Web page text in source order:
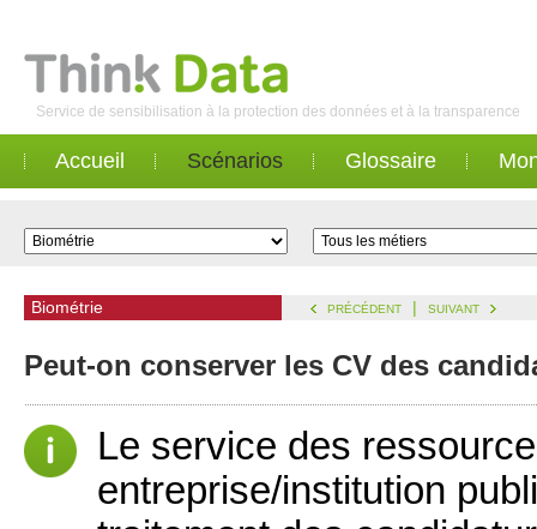
Service de sensibilisation à la protection des données et à la transparence
Accueil Scénarios Glossaire
Biométrie PRÉCÉDENT | SUIVANT
Peut-on conserver les CV des
Le service des
entreprise/institution